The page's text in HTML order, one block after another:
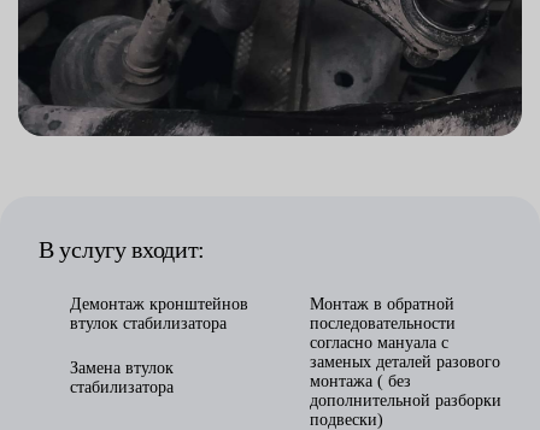
В услугу входит:
Демонтаж кронштейнов
втулок стабилизатора
Замена втулок
стабилизатора
Монтаж в обратной
последовательности
согласно мануала с
заменых деталей разового
монтажа ( без
дополнительной разборки
подвески)